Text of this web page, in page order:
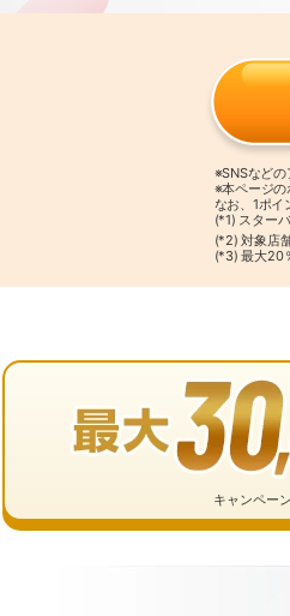
※SNSなどの
※本ページの
なお、1ポイ
(*1) スター
(*2) 対象店
(*3) 最大20
キャンペー